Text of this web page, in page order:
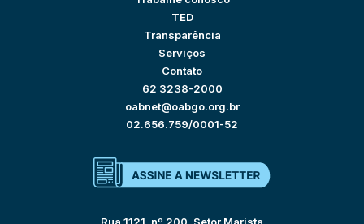
TED
Transparência
Serviços
Contato
62 3238-2000
oabnet@oabgo.org.br
02.656.759/0001-52